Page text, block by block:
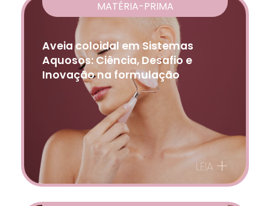
MATÉRIA-PRIMA
Aveia coloidal em Sistemas
Aquosos: Ciência, Desafio e
Inovação na formulação
LEIA +